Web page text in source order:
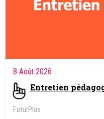
8 Août 2026
Entretien
FuturPlus